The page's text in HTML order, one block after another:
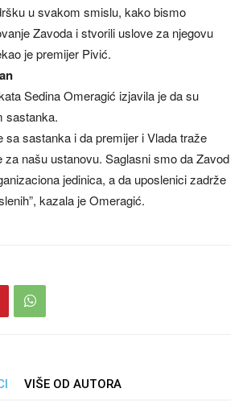
u svakom smislu, kako bismo
Zavoda i stvorili uslove za njegovu
je premijer Pivić.
Sedina Omeragić izjavila je da su
sastanka.
sa sastanka i da premijer i Vlada traže
za našu ustanovu. Saglasni smo da Zavod
jedinica, a da uposlenici zadrže
kazala je Omeragić.
VIŠE OD AUTORA